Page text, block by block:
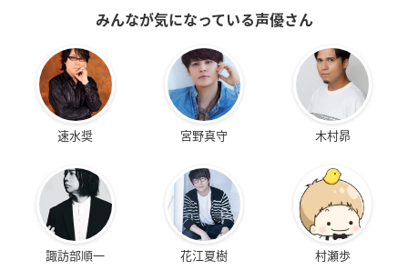
みんなが気になっている声優さん
速水奨 宮野真守 木村昴
諏訪部順一 花江夏樹 村瀬歩